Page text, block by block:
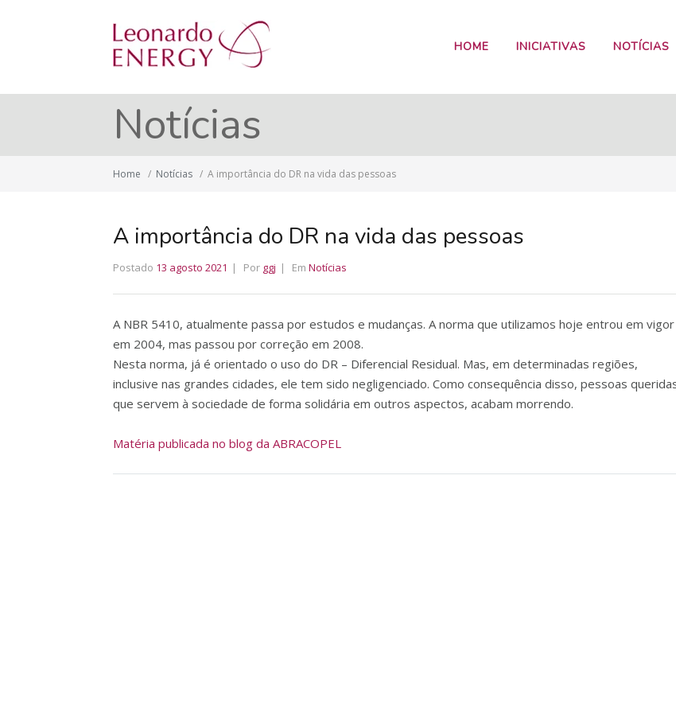
HOME INICIATIVAS NOTÍCIAS
Notícias
Home / Notícias / A importância do DR na vida das pessoas
A importância do DR na vida das pessoas
Postado 13 agosto 2021 Por ggj Em Notícias
A NBR 5410, atualmente passa por estudos e mudanças. A norma que utilizamos hoje entrou em vigor
em 2004, mas passou por correção em 2008.
Nesta norma, já é orientado o uso do DR – Diferencial Residual. Mas, em determinadas regiões,
inclusive nas grandes cidades, ele tem sido negligenciado. Como consequência disso, pessoas
que servem à sociedade de forma solidária em outros aspectos, acabam morrendo.
Matéria publicada no blog da ABRACOPEL